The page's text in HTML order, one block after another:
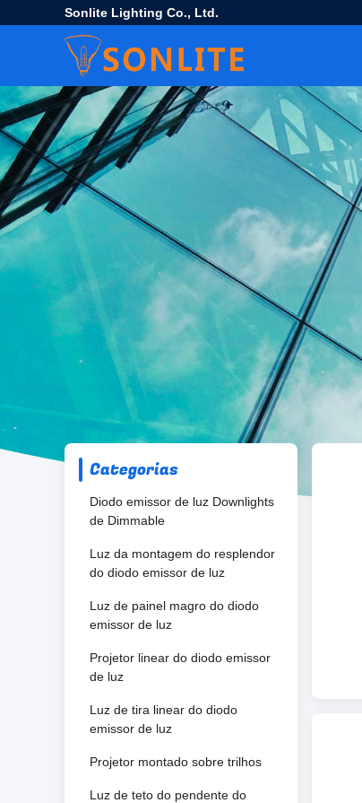
Sonlite Lighting Co., Ltd.
Categorias
Diodo emissor de luz Downlights
de Dimmable
Luz da montagem do resplendor
do diodo emissor de luz
Luz de painel magro do diodo
emissor de luz
Projetor linear do diodo emissor
de luz
Luz de tira linear do diodo
emissor de luz
Projetor montado sobre trilhos
Luz de teto do pendente do